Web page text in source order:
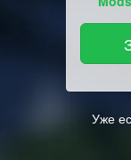
Уже